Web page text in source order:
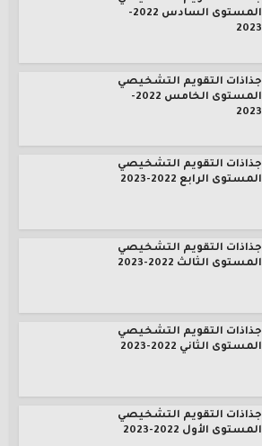
المستوى السادس 2022-
2023
جذاذات التقويم التشخيصي
المستوى الخامس 2022-
2023
جذاذات التقويم التشخيصي
المستوى الرابع 2022-2023
جذاذات التقويم التشخيصي
المستوى الثالث 2022-2023
جذاذات التقويم التشخيصي
المستوى الثاني 2022-2023
جذاذات التقويم التشخيصي
المستوى الأول 2022-2023